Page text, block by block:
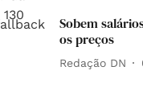
Sobem
os preços
Redação DN